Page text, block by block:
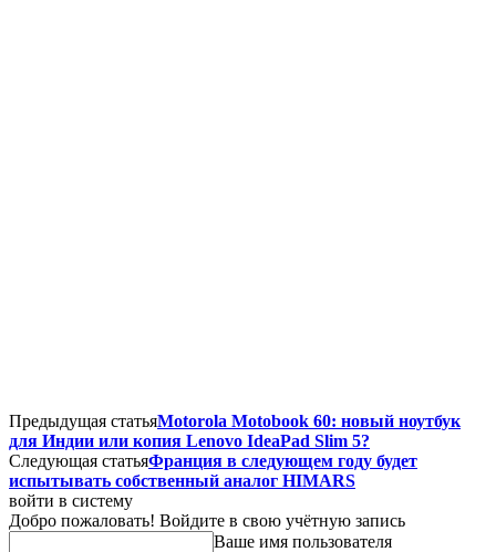
Предыдущая статьяMotorola Motobook 60: новый ноутбук
для Индии или копия Lenovo IdeaPad Slim 5?
Следующая статьяФранция в следующем году будет
испытывать собственный аналог HIMARS
войти в систему
Добро пожаловать! Войдите в свою учётную запись
Ваше имя пользователя